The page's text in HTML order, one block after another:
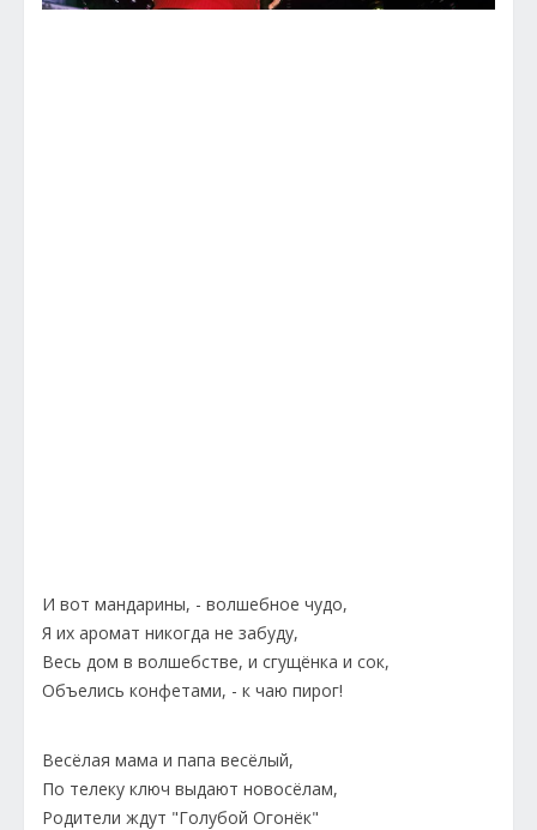
И вот мандарины, - волшебное чудо,
Я их аромат никогда не забуду,
Весь дом в волшебстве, и сгущёнка и сок,
Объелись конфетами, - к чаю пирог!
Весёлая мама и папа весёлый,
По телеку ключ выдают новосёлам,
Родители ждут "Голубой Огонёк"